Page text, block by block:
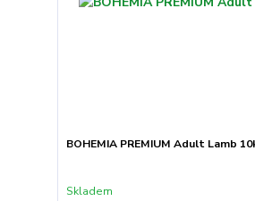
BOHEMIA PREMIUM Adult Lamb
Skladem